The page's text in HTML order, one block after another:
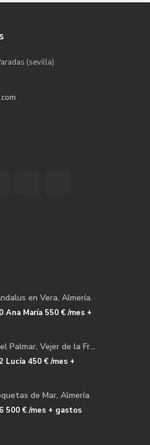
(sevilla)
en Vera, Almería.
Ana María 550 €/mes +
Palmar, Vejer de la Fr...
Lucía 450 €/mes +
de Mar, Almería.
500 €/mes + gastos